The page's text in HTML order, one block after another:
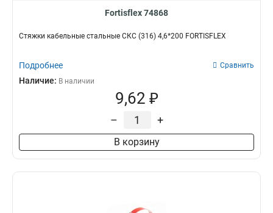
Fortisflex 74868
Стяжки кабельные стальные СКС (316) 4,6*200 FORTISFLEX
Подробнее Сравнить
Наличие: В наличии
9,62 ₽
– +
В корзину